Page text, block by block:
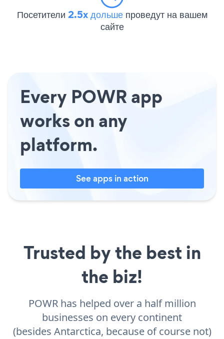
Посетители 2.5x дольше проведут на вашем
сайте
Every POWR app
works on any
platform.
See apps in action
Trusted by the best in
the biz!
POWR has helped over a half million
businesses on every continent
(besides Antarctica, because of course not)